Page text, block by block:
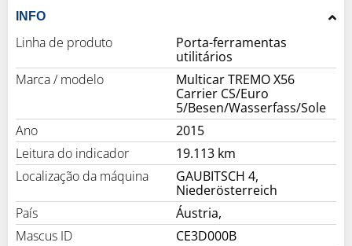
INFO
Linha de produto
Porta-ferramentas
utilitários
Marca / modelo
Multicar TREMO X56
Carrier CS/Euro
5/Besen/Wasserfass/Sole
Ano
2015
Leitura do indicador
19.113 km
Localização da máquina
GAUBITSCH 4,
Niederösterreich
País
Áustria,
Mascus ID
CE3D000B